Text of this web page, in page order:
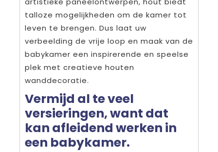
talloze mogelijkheden om de kamer tot
leven te brengen. Dus laat uw
verbeelding de vrije loop en maak van de
babykamer een inspirerende en speelse
plek met creatieve houten
wanddecoratie.
Vermijd al te veel
versieringen, want dat
kan afleidend werken in
een babykamer.